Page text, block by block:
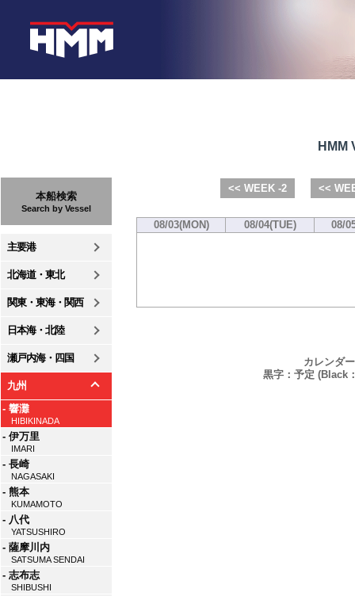
本船検索
Search by Vessel
主要港
北海道・東北
関東・東海・関西
日本海・北陸
瀬戸内海・四国
九州
- 響灘
HIBIKINADA
- 伊万里
IMARI
- 長崎
NAGASAKI
- 熊本
KUMAMOTO
- 八代
YATSUSHIRO
- 薩摩川内
SATSUMA SENDAI
- 志布志
SHIBUSHI
HMM
<< WEEK -2 <<
08/03(MON) 08/04(TUE) 08/
カレンダ
黒字：予定